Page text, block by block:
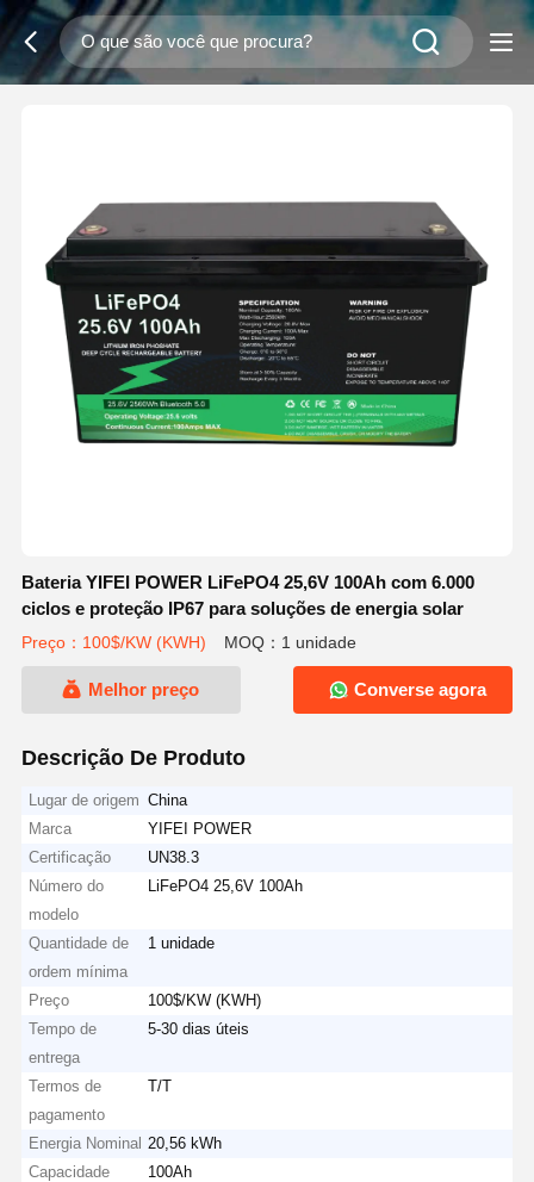
Bateria YIFEI POWER LiFePO4 25,6V 100Ah com 6.000
ciclos e proteção IP67 para soluções de energia solar
Preço：100$/KW (KWH) MOQ：1 unidade
Melhor preço Converse agora
Descrição De Produto
Lugar de origem China
Marca
YIFEI POWER
Certificação
UN38.3
Número do
modelo
LiFePO4 25,6V 100Ah
Quantidade de
ordem mínima
1 unidade
Preço
100$/KW (KWH)
Tempo de
entrega
5-30 dias úteis
Termos de
pagamento
T/T
Energia Nominal 20,56 kWh
Capacidade
100Ah